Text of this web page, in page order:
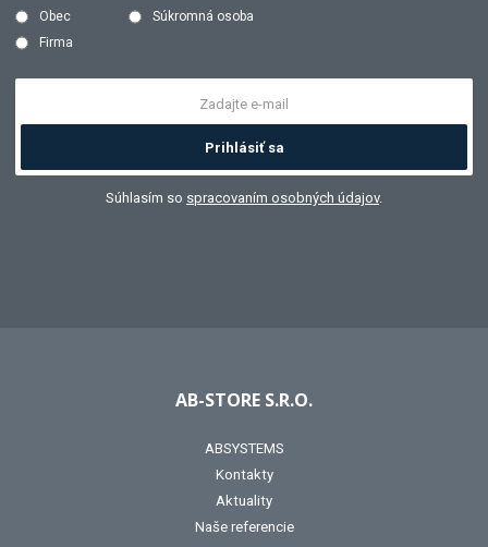
Obec
Súkromná osoba
Firma
Prihlásiť sa
Súhlasím so spracovaním osobných údajov.
AB-STORE S.R.O.
ABSYSTEMS
Kontakty
Aktuality
Naše referencie